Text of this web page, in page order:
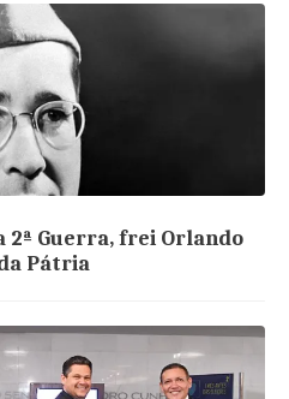
2ª Guerra, frei Orlando
Pátria